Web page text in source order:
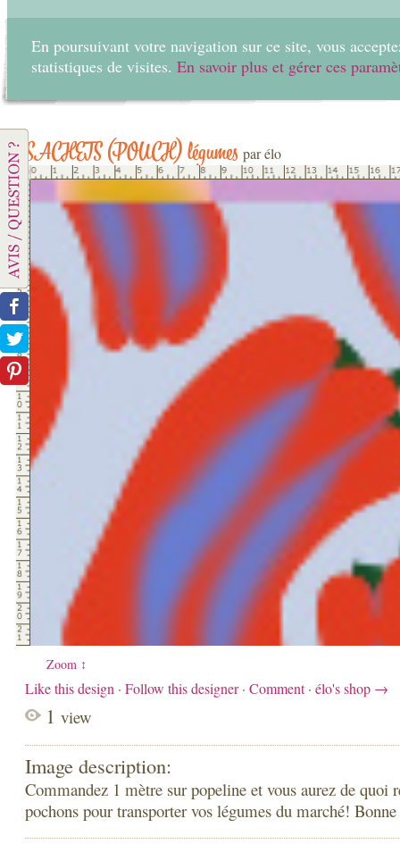
En poursuivant votre navigation sur ce site, vous
statistiques de visites. En savoir plus et gérer ces
SACHETS (POUCH) légumes par élo
Zoom ↕
Like this design · Follow this designer· Comment· élo's shop →
1 view
Image description:
Commandez 1 mètre sur popeline et vous aurez de quoi
pochons pour transporter vos légumes du marché!